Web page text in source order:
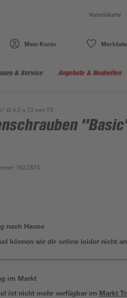
Vorteilskarte
Mein Konto Merkliste
& Service Angebote & Neuheiten
Ø 4,5 x 70 mm TX
: 1622874
nach Hause
können wir dir online leider nicht
im Markt
ist nicht mehr verfügbar im Markt